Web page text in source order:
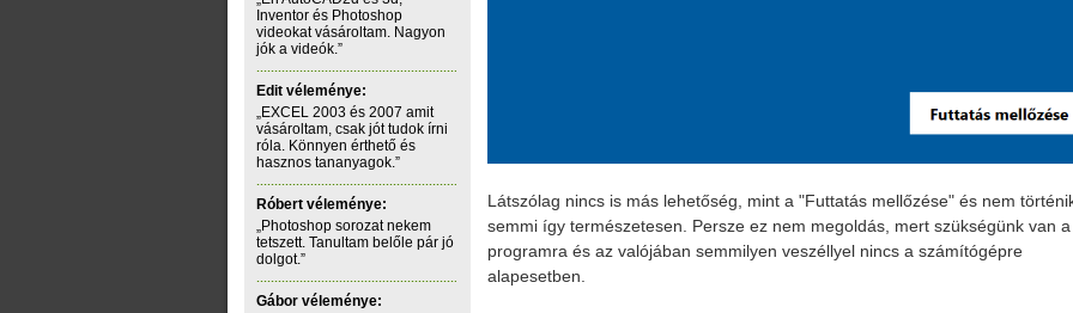
Inventor és Photoshop
videokat vásároltam. Nagyon
jók a videók.”
Edit véleménye:
„EXCEL 2003 és 2007 amit
vásároltam, csak jót tudok írni
róla. Könnyen érthető és
hasznos tananyagok.”
Róbert véleménye:
„Photoshop sorozat nekem
tetszett. Tanultam belőle pár jó
dolgot.”
Gábor véleménye:
Látszólag nincs is más lehetőség, mint a "Futtatás mellőzése" és nem
semmi így természetesen. Persze ez nem megoldás, mert szükségünk van a
programra és az valójában semmilyen veszéllyel nincs a számítógépre
alapesetben.